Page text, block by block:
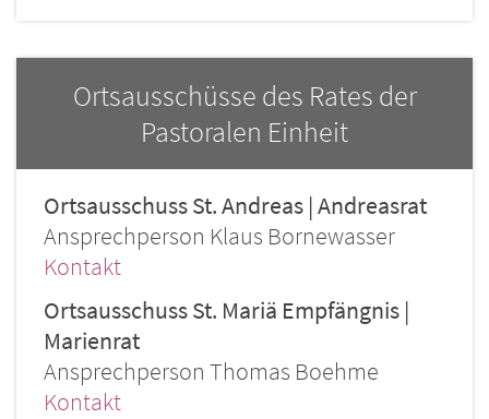
Ortsausschüsse des Rates der
Pastoralen Einheit
Ortsausschuss St. Andreas | Andreasrat
Ansprechperson Klaus Bornewasser
Kontakt
Ortsausschuss St. Mariä Empfängnis |
Marienrat
Ansprechperson Thomas Boehme
Kontakt